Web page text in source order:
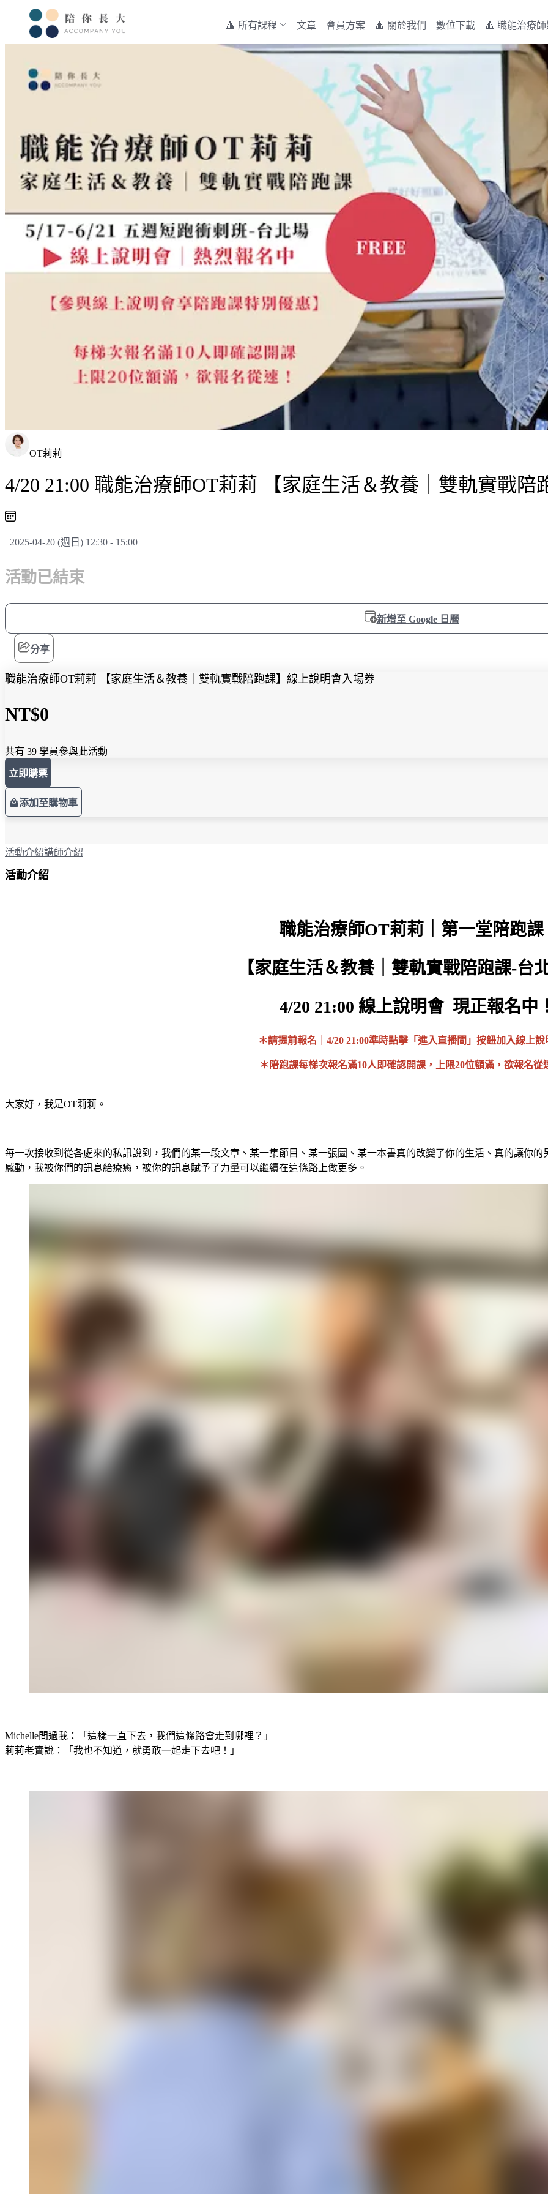
🔺 所有課程 文章 會員方案 🔺 關於我們 數位下載 🔺 職能治療師
OT莉莉
4/20 21:00 職能治療師OT莉莉 【家庭生活＆教養｜雙軌實戰
2025-04-20 (週日) 12:30 - 15:00
活動已結束
新增至 Google 日曆
分享
職能治療師OT莉莉 【家庭生活＆教養｜雙軌實戰陪跑課】線上說明會入場券
NT$0
共有 39 學員參與此活動
立即購票
添加至購物車
活動介紹講師介紹
活動介紹
職能治療師OT莉莉｜第一堂陪跑課
【家庭生活＆教養｜雙軌實戰陪跑課-台
4/20 21:00 線上說明會 現正報名中
＊請提前報名｜4/20 21:00準時點擊「進入直播間」按鈕加入線上說
＊陪跑課每梯次報名滿10人即確認開課，上限20位額滿，欲報名從
大家好，我是OT莉莉。
每一次接收到從各處來的私訊說到，我們的某一段文章、某一集節目、某一張圖、某一本書真的改變了你的生活、真的讓你
感動，我被你們的訊息給療癒，被你的訊息賦予了力量可以繼續在這條路上做更多。
Michelle問過我：「這樣一直下去，我們這條路會走到哪裡？」
莉莉老實說：「我也不知道，就勇敢一起走下去吧！」